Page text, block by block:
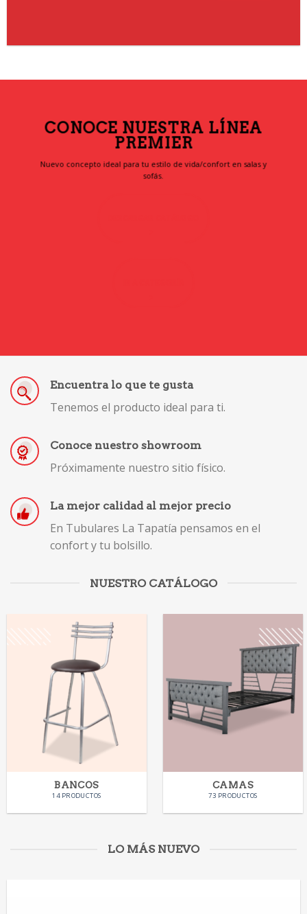
CONOCE NUESTRA LÍNEA
PREMIER
Nuevo concepto ideal para tu estilo de vida/confort en salas y
sofás.
Encuentra lo que te gusta
Tenemos el producto ideal para ti.
Conoce nuestro showroom
Próximamente nuestro sitio físico.
La mejor calidad al mejor precio
En Tubulares La Tapatía pensamos en el
confort y tu bolsillo.
NUESTRO CATÁLOGO
BANCOS
14 PRODUCTOS
CAMAS
73 PRODUCTOS
LO MÁS NUEVO